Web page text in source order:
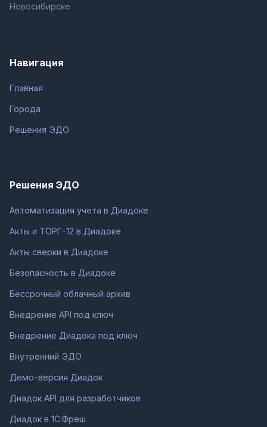
Новосибирске
Навигация
Главная
Города
Решения ЭДО
Решения ЭДО
Автоматизация учета в Диадоке
Акты и ТОРГ-12 в Диадоке
Акты сверки в Диадоке
Безопасность в Диадоке
Бессрочный облачный архив
Внедрение API под ключ
Внедрение Диадока под ключ
Внутренний ЭДО
Демо-версия Диадок
Диадок API для разработчиков
Диадок в 1С:Фреш